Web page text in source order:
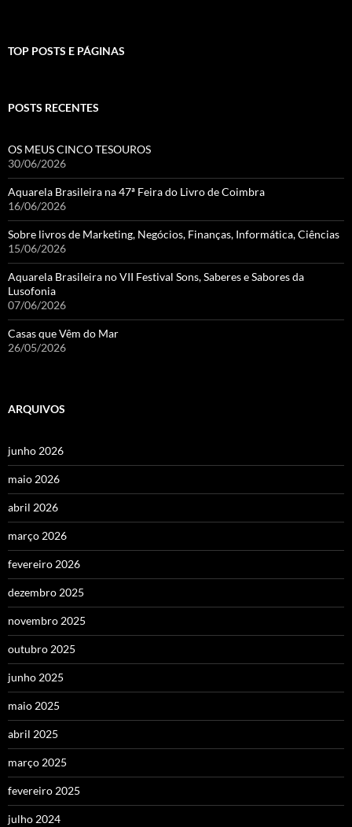
TOP POSTS E PÁGINAS
POSTS RECENTES
OS MEUS CINCO TESOUROS
30/06/2026
Aquarela Brasileira na 47ª Feira do Livro de Coimbra
16/06/2026
Sobre livros de Marketing, Negócios, Finanças, Informática, Ciências
15/06/2026
Aquarela Brasileira no VII Festival Sons, Saberes e Sabores da
Lusofonia
07/06/2026
Casas que Vêm do Mar
26/05/2026
ARQUIVOS
junho 2026
maio 2026
abril 2026
março 2026
fevereiro 2026
dezembro 2025
novembro 2025
outubro 2025
junho 2025
maio 2025
abril 2025
março 2025
fevereiro 2025
julho 2024